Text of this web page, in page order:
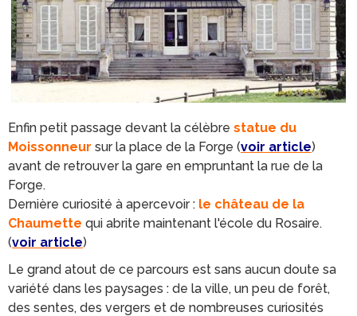
Enfin petit passage devant la célèbre statue du
Moissonneur sur la place de la Forge (voir article)
avant de retrouver la gare en empruntant la rue de la
Forge.
Dernière curiosité à apercevoir : le château de la
Chaumette qui abrite maintenant l'école du Rosaire.
(voir article)
Le grand atout de ce parcours est sans aucun doute sa
variété dans les paysages : de la ville, un peu de forêt,
des sentes, des vergers et de nombreuses curiosités